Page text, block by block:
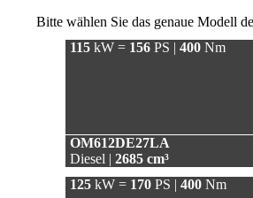
Bitte wählen Sie das genaue Modell
115 kW = 156 PS | 400 Nm
OM612DE27LA
Diesel | 2685 cm³
125 kW = 170 PS | 400 Nm